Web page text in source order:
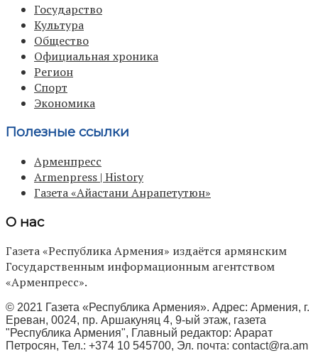
Государство
Культура
Общество
Официальная хроника
Регион
Спорт
Экономика
Полезные ссылки
Арменпресс
Armenpress | History
Газета «Айастани Анрапетутюн»
О нас
Газета «Республика Армения» издаётся армянским
Государственным информационным агентством
«Арменпресс».
© 2021 Газета «Республика Армения». Адрес: Армения, г.
Ереван, 0024, пр. Аршакуняц 4, 9-ый этаж, газета
"Республика Армения", Главный редактор: Арарат
Петросян, Тел.: +374 10 545700, Эл. почта: contact@ra.am